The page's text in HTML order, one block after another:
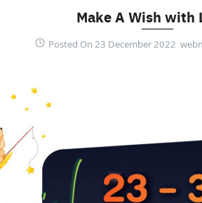
Make A Wish with
Posted On 23 December 2022